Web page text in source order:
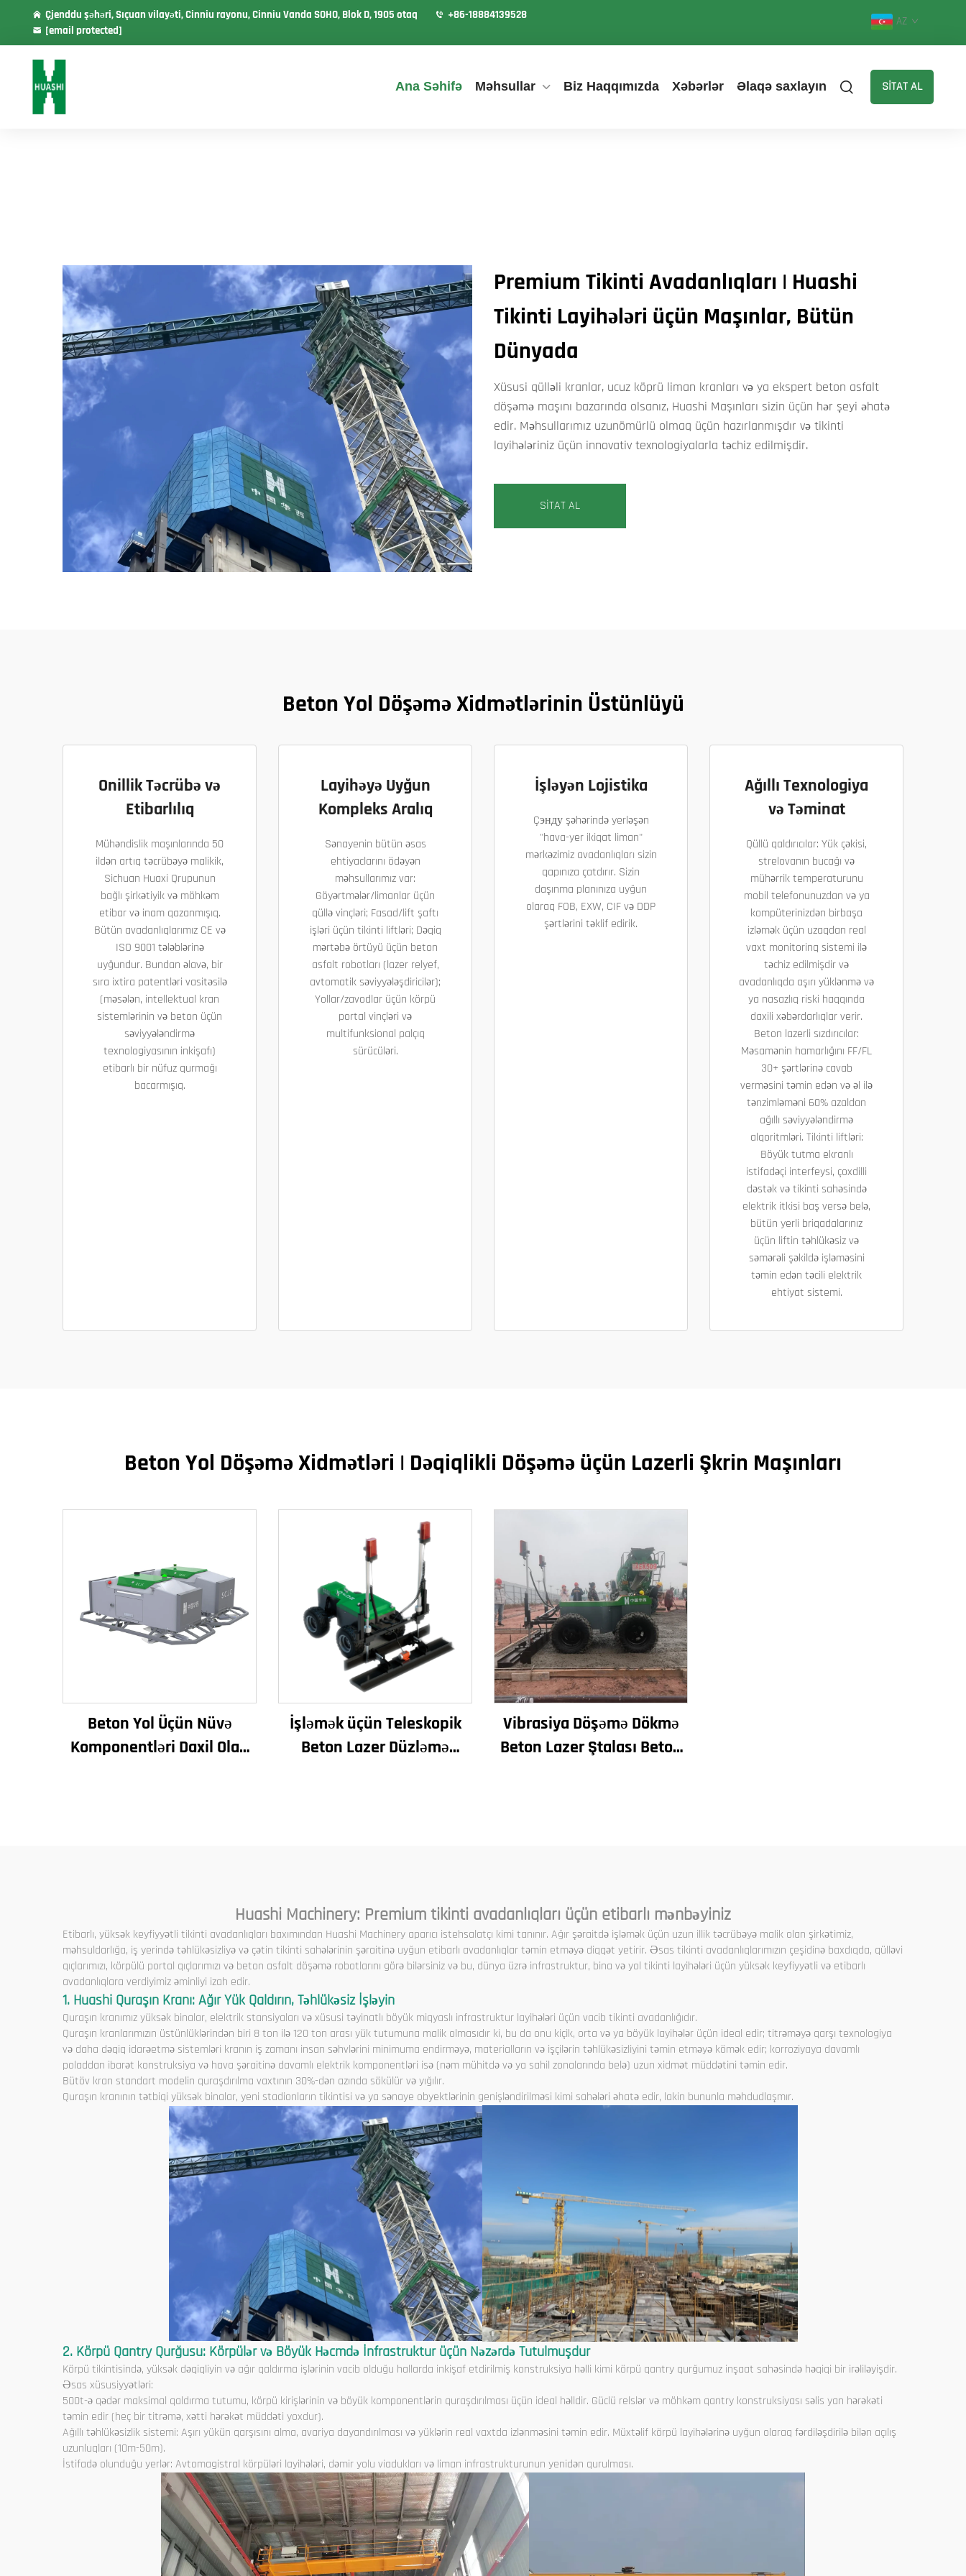
Çjenddu şəhəri, Sıçuan vilayəti, Cinniu rayonu, Cinniu Vanda SOHO, Blok D, 1905 otaq
+86-18884139528
[email protected]
AZ
Ana Səhifə Məhsullar Biz Haqqımızda Xəbərlər Əlaqə saxlayın SİTAT AL
Premium Tikinti Avadanlıqları | Huashi
Tikinti Layihələri üçün Maşınlar, Bütün
Dünyada
Xüsusi qülləli kranlar, ucuz köprü liman kranları və ya ekspert beton asfalt
döşəmə maşını bazarında olsanız, Huashi Maşınları sizin üçün hər şeyi əhatə
edir. Məhsullarımız uzunömürlü olmaq üçün hazırlanmışdır və tikinti
layihələriniz üçün innovativ texnologiyalarla təchiz edilmişdir.
SİTAT AL
Beton Yol Döşəmə Xidmətlərinin Üstünlüyü
Onillik Təcrübə və
Etibarlılıq
Mühəndislik maşınlarında 50
ildən artıq təcrübəyə malikik,
Sichuan Huaxi Qrupunun
bağlı şirkətiyik və möhkəm
etibar və inam qazanmışıq.
Bütün avadanlıqlarımız CE və
ISO 9001 tələblərinə
uyğundur. Bundan əlavə, bir
sıra ixtira patentləri vasitəsilə
(məsələn, intellektual kran
sistemlərinin və beton üçün
səviyyələndirmə
texnologiyasının inkişafı)
etibarlı bir nüfuz qurmağı
bacarmışıq.
Layihəyə Uyğun
Kompleks Aralıq
Sənayenin bütün əsas
ehtiyaclarını ödəyən
məhsullarımız var:
Göyərtmələr/limanlar üçün
qüllə vinçləri; Fasad/lift şaftı
işləri üçün tikinti liftləri; Dəqiq
mərtəbə örtüyü üçün beton
asfalt robotları (lazer relyef,
avtomatik səviyyələşdiricilər);
Yollar/zavodlar üçün körpü
portal vinçləri və
multifunksional palçıq
sürücüləri.
İşləyən Lojistika
Çэнду şəhərində yerləşən
"hava-yer ikiqat liman"
mərkəzimiz avadanlıqları sizin
qapınıza çatdırır. Sizin
daşınma planınıza uyğun
olaraq FOB, EXW, CIF və DDP
şərtlərini təklif edirik.
Ağıllı Texnologiya
və Təminat
Qüllü qaldırıcılar: Yük çəkisi,
strelovanın bucağı və
mühərrik temperaturunu
mobil telefonunuzdan və ya
kompüterinizdən birbaşa
izləmək üçün uzaqdan real
vaxt monitorinq sistemi ilə
təchiz edilmişdir və
avadanlıqda aşırı yüklənmə və
ya nasazlıq riski haqqında
daxili xəbərdarlıqlar verir.
Beton lazerli sızdırıcılar:
Məsamənin hamarlığını FF/FL
30+ şərtlərinə cavab
verməsini təmin edən və əl ilə
tənzimləməni 60% azaldan
ağıllı səviyyələndirmə
alqoritmləri. Tikinti liftləri:
Böyük tutma ekranlı
istifadəçi interfeysi, çoxdilli
dəstək və tikinti sahəsində
elektrik itkisi baş versə belə,
bütün yerli briqadalarınız
üçün liftin təhlükəsiz və
səmərəli şəkildə işləməsini
təmin edən təcili elektrik
ehtiyat sistemi.
Beton Yol Döşəmə Xidmətləri | Dəqiqlikli Döşəmə üçün Lazerli Şkrin Maşınları
Beton Yol Üçün Nüvə
Komponentləri Daxil Olan
İşləmək üçün Teleskopik
Beton Lazer Düzləmə
Vibrasiya Döşəmə Dökmə
Beton Lazer Ştalası Beton
Huashi Machinery: Premium tikinti avadanlıqları üçün etibarlı mənbəyiniz
Etibarlı, yüksək keyfiyyətli tikinti avadanlıqları baxımından Huashi Machinery aparıcı istehsalatçı kimi tanınır. Ağır şəraitdə işləmək üçün uzun illik təcrübəyə malik olan şirkətimiz,
məhsuldarlığa, iş yerində təhlükəsizliyə və çətin tikinti sahələrinin şəraitinə uyğun etibarlı avadanlıqlar təmin etməyə diqqət yetirir. Əsas tikinti avadanlıqlarımızın çeşidinə baxdıqda, qülləvi
qıçlarımızı, körpülü portal qıçlarımızı və beton asfalt döşəmə robotlarını görə bilərsiniz və bu, dünya üzrə infrastruktur, bina və yol tikinti layihələri üçün yüksək keyfiyyətli və etibarlı
avadanlıqlara verdiyimiz əminliyi izah edir.
1. Huashi Quraşın Kranı: Ağır Yük Qaldırın, Təhlükəsiz İşləyin
Quraşın kranımız yüksək binalar, elektrik stansiyaları və xüsusi təyinatlı böyük miqyaslı infrastruktur layihələri üçün vacib tikinti avadanlığıdır.
Quraşın kranlarımızın üstünlüklərindən biri 8 ton ilə 120 ton arası yük tutumuna malik olmasıdır ki, bu da onu kiçik, orta və ya böyük layihələr üçün ideal edir; titrəməyə qarşı texnologiya
və daha dəqiq idarəetmə sistemləri kranın iş zamanı insan səhvlərini minimuma endirməyə, materialların və işçilərin təhlükəsizliyini təmin etməyə kömək edir; korroziyaya davamlı
poladdan ibarət konstruksiya və hava şəraitinə davamlı elektrik komponentləri isə (nəm mühitdə və ya sahil zonalarında belə) uzun xidmət müddətini təmin edir.
Bütöv kran standart modelin quraşdırılma vaxtının 30%-dən azında sökülür və yığılır.
Quraşın kranının tətbiqi yüksək binalar, yeni stadionların tikintisi və ya sənaye obyektlərinin genişləndirilməsi kimi sahələri əhatə edir, lakin bununla məhdudlaşmır.
2. Körpü Qantry Qurğusu: Körpülər və Böyük Həcmdə İnfrastruktur üçün Nəzərdə Tutulmuşdur
Körpü tikintisində, yüksək dəqiqliyin və ağır qaldırma işlərinin vacib olduğu hallarda inkişaf etdirilmiş konstruksiya həlli kimi körpü qantry qurğumuz inşaat sahəsində həqiqi bir irəliləyişdir.
Əsas xüsusiyyətləri:
500t-ə qədər maksimal qaldırma tutumu, körpü kirişlərinin və böyük komponentlərin quraşdırılması üçün ideal həlldir. Güclü relslər və möhkəm qantry konstruksiyası səlis yan hərəkəti
təmin edir (heç bir titrəmə, xətti hərəkət müddəti yoxdur).
Ağıllı təhlükəsizlik sistemi: Aşırı yükün qarşısını alma, avariya dayandırılması və yüklərin real vaxtda izlənməsini təmin edir. Müxtəlif körpü layihələrinə uyğun olaraq fərdiləşdirilə bilən açılış
uzunluqları (10m-50m).
İstifadə olunduğu yerlər: Avtomagistral körpüləri layihələri, dəmir yolu viadukları və liman infrastrukturunun yenidən qurulması.